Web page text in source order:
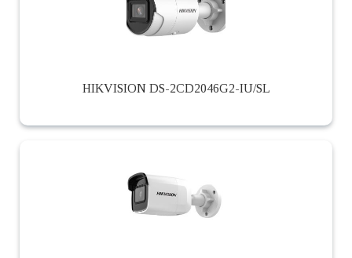
HIKVISION DS-2CD2046G2-IU/SL